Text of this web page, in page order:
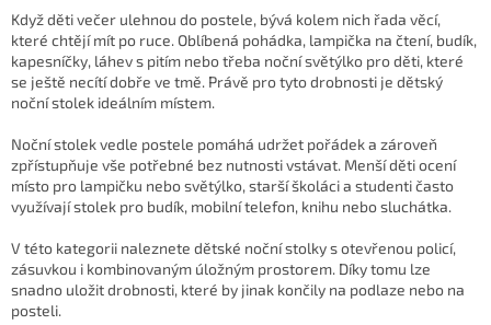
a
c
í
p
k
y
v
ý
i
s
u
v
á
n
í
Když děti večer ulehnou do postele, bývá kolem nich řada věcí,
které chtějí mít po ruce. Oblíbená pohádka, lampička na čtení, budík,
kapesníčky, láhev s pitím nebo třeba noční světýlko pro děti, které
se ještě necítí dobře ve tmě. Právě pro tyto drobnosti je dětský
noční stolek ideálním místem.
Noční stolek vedle postele pomáhá udržet pořádek a zároveň
zpřístupňuje vše potřebné bez nutnosti vstávat. Menší děti ocení
místo pro lampičku nebo světýlko, starší školáci a studenti často
využívají stolek pro budík, mobilní telefon, knihu nebo sluchátka.
V této kategorii naleznete dětské noční stolky s otevřenou policí,
zásuvkou i kombinovaným úložným prostorem. Díky tomu lze
snadno uložit drobnosti, které by jinak končily na podlaze nebo na
posteli.